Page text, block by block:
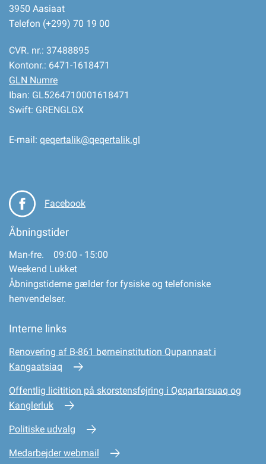
3950 Aasiaat
Telefon (+299) 70 19 00
CVR. nr.: 37488895
Kontonr.: 6471-1618471
GLN Numre
Iban: GL5264710001618471
Swift: GRENGLGX
E-mail: qeqertalik@qeqertalik.gl
Facebook
Åbningstider
Man-fre. 09:00 - 15:00
Weekend Lukket
Åbningstiderne gælder for fysiske og telefoniske
henvendelser.
Interne links
Renovering af B-861 børneinstitution Qupannaat i
Kangaatsiaq
Offentlig licitition på skorstensfejring i Qeqartarsuaq og
Kanglerluk
Politiske udvalg
Medarbejder webmail